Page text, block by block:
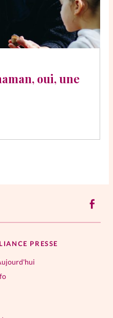
oui, une
PRESSE